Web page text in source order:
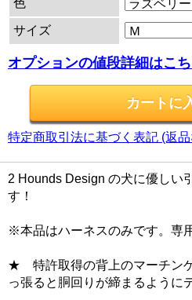
色
サイズ
オプションの値段詳細はこ
特定商取引法に基づく表記 (返
2 Hounds Design の犬に優しい
す！
※本品はハーネスのみです。専
★ 特許取得の背上のマーチンゲ
っ張ると胴回りが締まるように